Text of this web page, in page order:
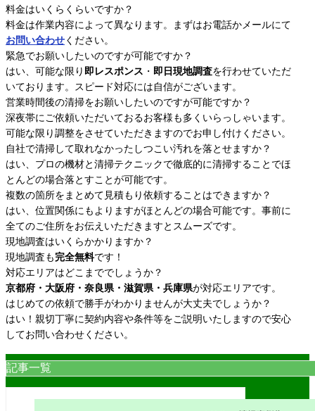
料金はいくらくらいですか？
料金は作業内容によって異なります。まずはお電話かメールにて
お問い合わせ ください。
緊急でお願いしたいのですが可能ですか？
はい、可能な限り 即レスポンス ・ 即日現地調査を行わせていただ
いております。スピード対応には自信がございます。
営業時間後の清掃をお願いしたいのですが可能ですか？
深夜帯にご依頼いただいておるお客様も多くいらっしゃいます。
可能な限り調整をさせていただきますのでお申し付けください。
自社で清掃して取れなかったしつこい汚れを落とせますか？
はい、プロの機材と清掃テクニックで徹底的に清掃することでほ
とんどの場合落とすことが可能です。
複数の箇所をまとめて見積もり依頼することはできますか？
はい、位置関係にもよりますがほとんどの場合可能です。事前に
全てのご住所をお伝えいただきますとスムーズです。
現地調査はいくらかかりますか？
現地調査も 完全無料です！
対応エリアはどこまででしょうか？
京都府・大阪府・奈良県・滋賀県・兵庫県が対応エリアです。
はじめての依頼で勝手がわかりませんが大丈夫でしょうか？
はい！親切丁寧に契約内容や条件等をご説明いたしますので安心
してお問い合わせください。
記事一覧